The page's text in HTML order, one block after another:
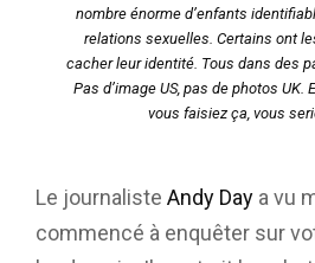
nombre énorme d’enfants
relations sexuelles. Certains ont
cacher leur identité. Tous dans des
Pas d’image US, pas de photos UK.
vous faisiez ça, vous
Le journaliste Andy Day a vu
commencé à enquêter sur